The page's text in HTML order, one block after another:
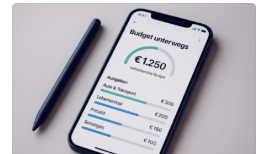
Unterkünfte fast überall deutlich teurer geworden. Für
viele Beschäftigte ist deshalb das zumeist im Juni oder
Juli ausgezahlte Urlaubsgeld ein wichtiger Faktor, um
sich den wohlverdienten Jahresurlaub leisten zu
können. Allerdings erhält mit 44 Prozent noch nicht
einmal die Hälfte aller Beschäftigten in der
Privatwirtschaft Urlaubsgeld. Zu diesem…